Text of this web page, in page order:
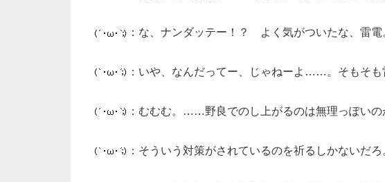
：な、ナンダッテー！？ よく気がついたな、雷電
：いや、なんだってー、じゃねーよ……。そもそも
：むむむ。……野良でのし上がるのは無理っぽい
：そういう対策がされているのを祈るしかないだろ